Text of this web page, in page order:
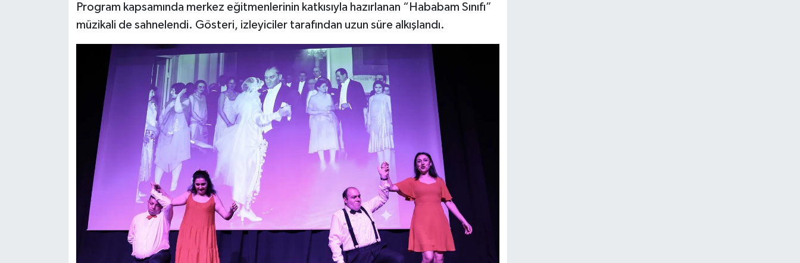
Program kapsamında merkez eğitmenlerinin katkısıyla hazırlanan “Hababam Sınıfı”
müzikali de sahnelendi. Gösteri, izleyiciler tarafından uzun süre alkışlandı.